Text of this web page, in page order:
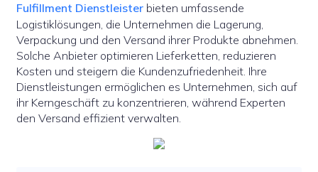
Fulfillment Dienstleister bieten umfassende
Logistiklösungen, die Unternehmen die Lagerung,
Verpackung und den Versand ihrer Produkte abnehmen.
Solche Anbieter optimieren Lieferketten, reduzieren
Kosten und steigern die Kundenzufriedenheit. Ihre
Dienstleistungen ermöglichen es Unternehmen, sich auf
ihr Kerngeschäft zu konzentrieren, während Experten
den Versand effizient verwalten.